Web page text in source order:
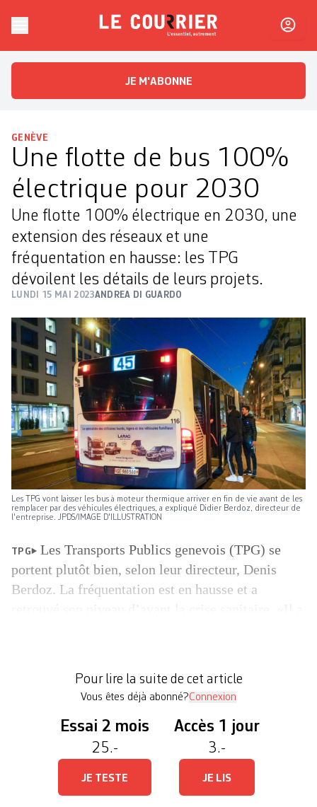
Le CourrierL'essentiel, autrement
JE M'ABONNE
GENÈVE
Une flotte de bus 100%
électrique pour 2030
Une flotte 100% électrique en 2030, une
extension des réseaux et une
fréquentation en hausse: les TPG
dévoilent les détails de leurs projets.
LUNDI 15 MAI 2023ANDREA DI GUARDO
Les TPG vont laisser les bus à moteur thermique arriver en fin de vie avant de les
remplacer par des véhicules électriques, a expliqué Didier Berdoz, directeur de
l'entreprise. JPDS/IMAGE D'ILLUSTRATION
TPG
Les Transports Publics genevois (TPG) se
portent plutôt bien, selon leur directeur, Denis
Berdoz. La fréquentation est en hausse et a
cependant précisé […]
Pour lire la suite de cet article
Vous êtes déjà abonné?Connexion
Essai 2 mois
25.-
JE TESTE
Accès 1 jour
3.-
JE LIS